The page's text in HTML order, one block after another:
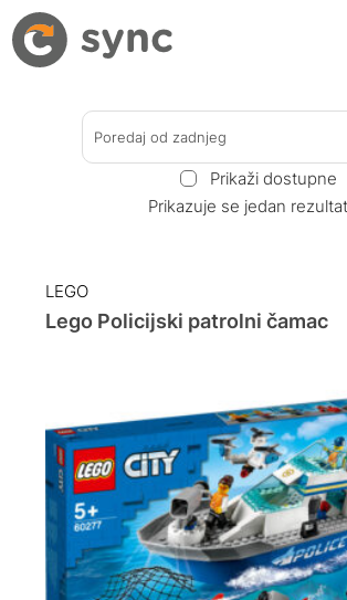
Poredaj od zadnjeg
Prikaži dostupne
Prikazuje se jedan rezultat
LEGO
Lego Policijski patrolni čamac